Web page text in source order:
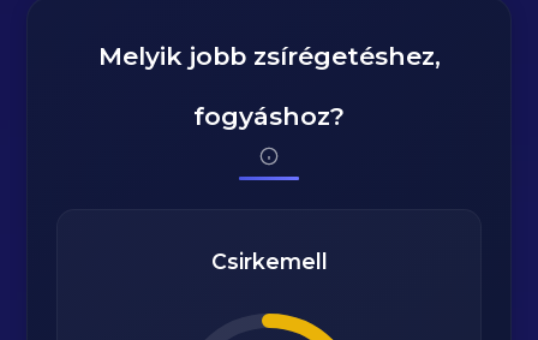
Melyik jobb zsírégetéshez,
fogyáshoz?
Csirkemell